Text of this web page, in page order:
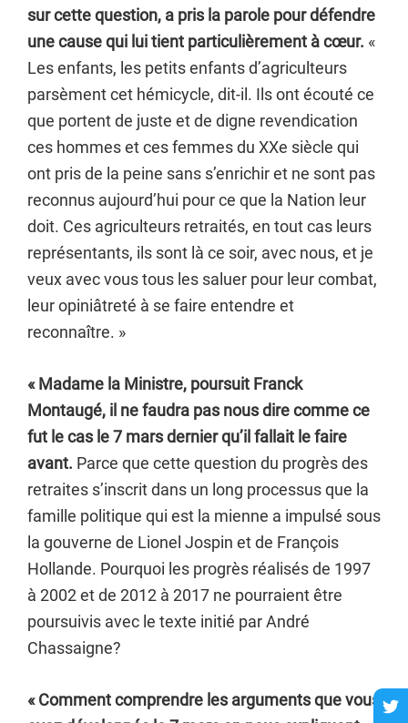
sur cette question, a pris la parole pour défendre
une cause qui lui tient particulièrement à cœur. «
Les enfants, les petits enfants d’agriculteurs
parsèment cet hémicycle, dit-il. Ils ont écouté ce
que portent de juste et de digne revendication
ces hommes et ces femmes du XXe siècle qui
ont pris de la peine sans s’enrichir et ne sont pas
reconnus aujourd’hui pour ce que la Nation leur
doit. Ces agriculteurs retraités, en tout cas leurs
représentants, ils sont là ce soir, avec nous, et je
veux avec vous tous les saluer pour leur combat,
leur opiniâtreté à se faire entendre et
reconnaître. »
« Madame la Ministre, poursuit Franck
Montaugé, il ne faudra pas nous dire comme ce
fut le cas le 7 mars dernier qu’il fallait le faire
avant. Parce que cette question du progrès des
retraites s’inscrit dans un long processus que la
famille politique qui est la mienne a impulsé sous
la gouverne de Lionel Jospin et de François
Hollande. Pourquoi les progrès réalisés de 1997
à 2002 et de 2012 à 2017 ne pourraient être
poursuivis avec le texte initié par André
Chassaigne?
« Comment comprendre les arguments que vous